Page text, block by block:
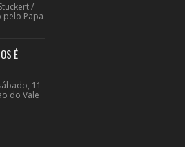
/
pelo Papa
É
11
do Vale